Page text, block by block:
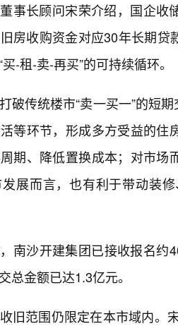
事长顾问宋荣介绍，国企
房收购资金对应30年长期
-租-卖-再买”的可持续循环。
破传统楼市“卖一买一”的短
等环节，形成多方受益的
期、降低置换成本；对市
展而言，也有利于带动装
南沙开建集团已接收报名
总金额已达1.3亿元。
旧范围仍限定在本市域内。